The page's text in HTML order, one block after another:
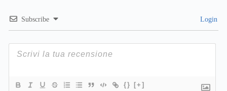
Subscribe Login
{} [+]